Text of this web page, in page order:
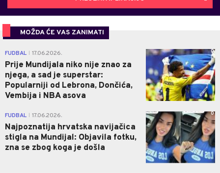
MOŽDA ĆE VAS ZANIMATI
FUDBAL 17.06.2026.
Prije Mundijala niko nije znao za
njega, a sad je superstar:
Popularniji od Lebrona, Dončića,
Vembija i NBA asova
0
FUDBAL 17.06.2026.
Najpoznatija hrvatska navijačica
stigla na Mundijal: Objavila fotku,
zna se zbog koga je došla
0